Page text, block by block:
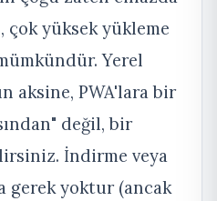
çok yüksek yükleme
Yerel
aksine, PWA'lara bir
değil, bir
İndirme veya
gerek yoktur (ancak